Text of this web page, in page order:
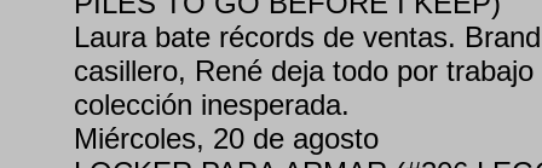
Laura bate récords de ventas.
casillero, René deja todo por
colección inesperada.
Miércoles, 20 de agosto